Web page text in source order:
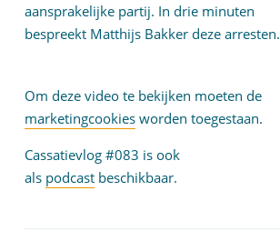
aansprakelijke partij. In drie minuten
bespreekt Matthijs Bakker deze arresten.
Om deze video te bekijken moeten de
marketingcookies worden toegestaan.
Cassatievlog #083 is ook
als podcast beschikbaar.